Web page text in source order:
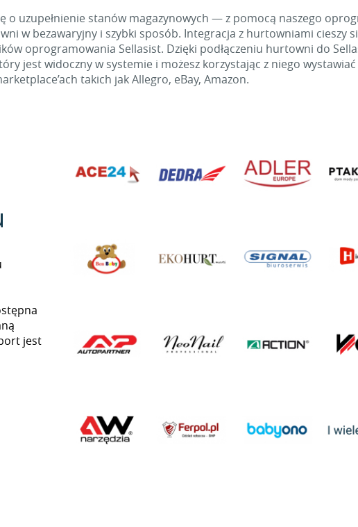
o uzupełnienie stanów magazynowych — z pomocą naszego
w bezawaryjny i szybki sposób. Integracja z hurtowniami cieszy
oprogramowania Sellasist. Dzięki podłączeniu hurtowni do
jest widoczny w systemie i możesz korzystając z niego
takich jak Allegro, eBay, Amazon.
jest